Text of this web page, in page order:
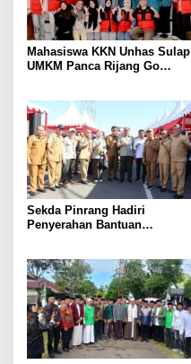
Mahasiswa KKN Unhas Sulap
UMKM Panca Rijang Go
Sekda Pinrang Hadiri
Penyerahan Bantuan